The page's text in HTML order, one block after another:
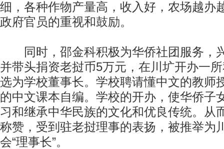
细，各种作物产量高，收入好，农场越办
政府官员的重视和鼓励。
同时，邵金科积极为华侨社团服务，
并带头捐资老挝币5万元，在川圹开办一
选为学校董事长。学校聘请懂中文的教师
的中文课本自编。学校的开办，使华侨子
习和继承中华民族的文化和优良传统。从
称赞，受到驻老挝理事的表扬，被推举为
会“理事长”。